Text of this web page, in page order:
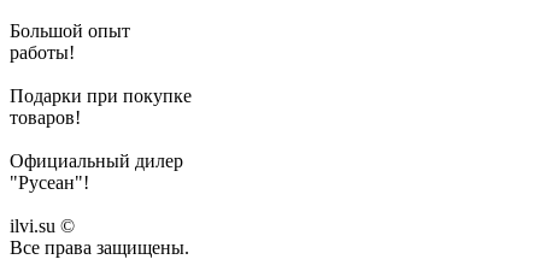
Большой опыт
работы!
Подарки при покупке
товаров!
Официальный дилер
"Русеан"!
ilvi.su ©
Все права защищены.